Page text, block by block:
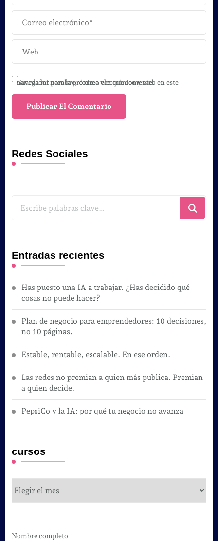
Guarda mi nombre, correo electrónico y web en este navegador para la próxima vez que comente.
Redes Sociales
Entradas recientes
Has puesto una IA a trabajar. ¿Has decidido qué
cosas no puede hacer?
Plan de negocio para emprendedores: 10 decisiones,
no 10 páginas.
Estable, rentable, escalable. En ese orden.
Las redes no premian a quien más publica. Premian
a quien decide.
PepsiCo y la IA: por qué tu negocio no avanza
cursos
Nombre completo